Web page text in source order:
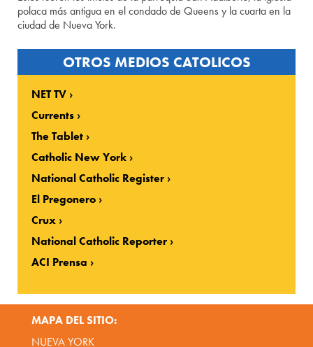
polaca más antigua en el condado de Queens y la cuarta en la
ciudad de Nueva York.
OTROS MEDIOS CATOLICOS
NET TV
Currents
The Tablet
Catholic New York
National Catholic Register
El Pregonero
Crux
National Catholic Reporter
ACI Prensa
MAPA DEL SITIO:
NUEVA YORK